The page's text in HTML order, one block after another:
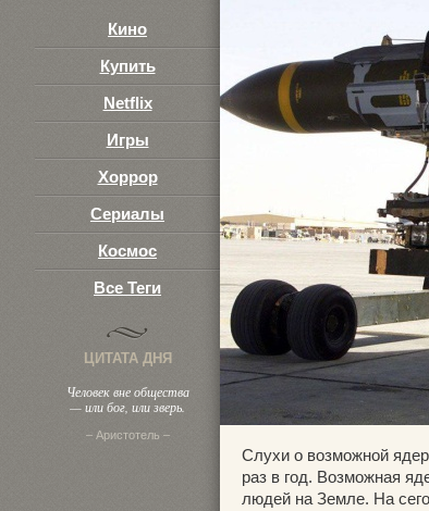
Кино
Купить
Netflix
Игры
Хоррор
Сериалы
Космос
Все Теги
ЦИТАТА ДНЯ
Человек вне общества
— или бог, или зверь.
– Аристотель –
Слухи о возможной
раз в год. Возможная
людей на Земле. На